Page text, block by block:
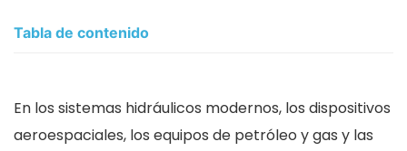
Tabla de contenido
En los sistemas hidráulicos modernos, los dispositivos
aeroespaciales, los equipos de petróleo y gas y las